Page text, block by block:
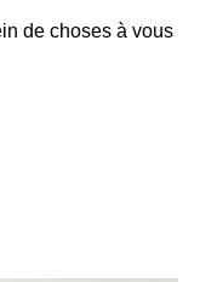
de choses à vous